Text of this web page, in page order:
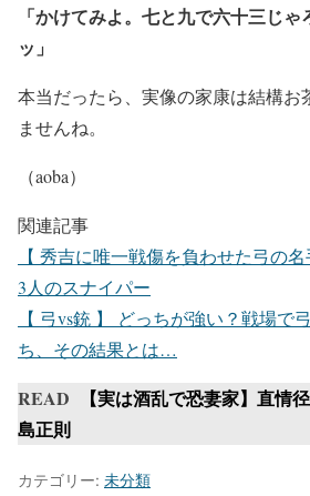
「かけてみよ。七と九で六十三じ
ッ」
本当だったら、実像の家康は結構お
ませんね。
（aoba）
関連記事
【 秀吉に唯一戦傷を負わせた弓の
3人のスナイパー
【 弓vs銃 】 どっちが強い？戦場で
ち、その結果とは…
READ
【実は酒乱で恐妻家】直情
島正則
カテゴリー: 未分類